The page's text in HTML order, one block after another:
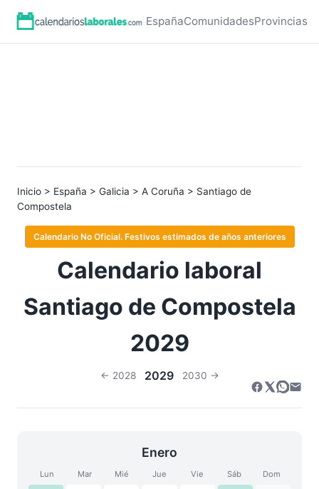
EspañaComunidadesProvincias
Inicio > España > Galicia > A Coruña > Santiago de
Compostela
Calendario No Oficial. Festivos estimados de años anteriores
Calendario laboral
Santiago de Compostela
2029
← 2028 2029 2030 →
Enero
Lun Mar Mié Jue Vie Sáb Dom